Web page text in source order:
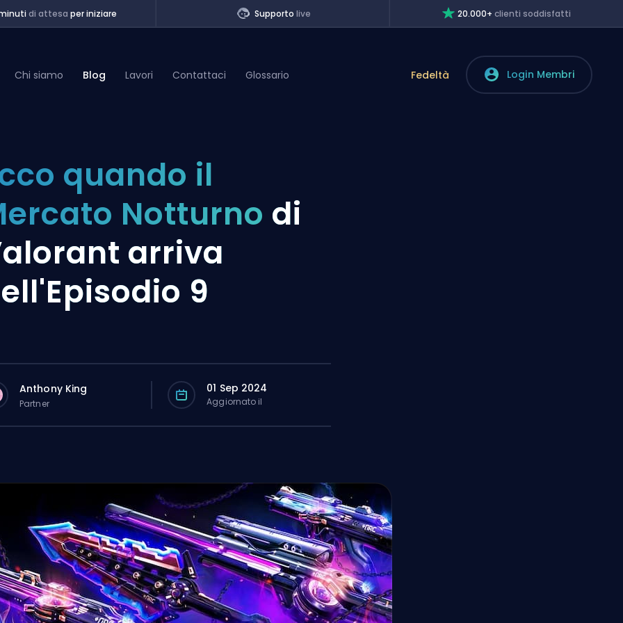
di attesa per iniziare Supporto live 20.000+clienti soddisfatti
Chi siamo Blog Lavori Contattaci Glossario Fedeltà Login Membri
quando il
Notturno di
arriva
9
Anthony King
Partner
01 Sep 2024
Aggiornato il